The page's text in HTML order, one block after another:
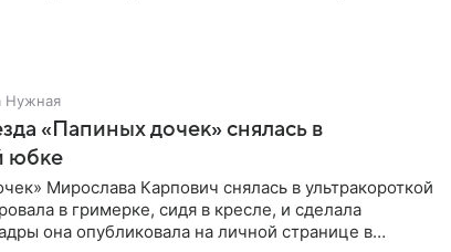
Нужная
«Папиных дочек» снялась в
юбке
Мирослава Карпович снялась в ультракороткой
в гримерке, сидя в кресле, и сделала
она опубликовала на личной странице в